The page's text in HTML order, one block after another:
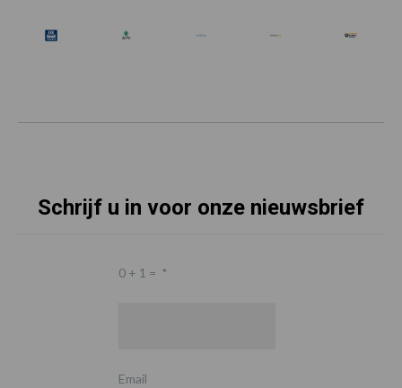
Schrijf u in voor onze nieuwsbrief
0 + 1 = *
Email